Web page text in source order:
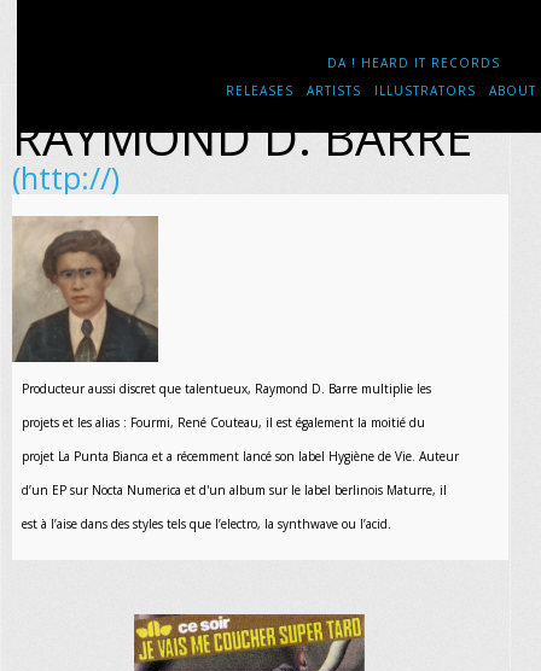
DA ! HEARD IT RECORDS
RELEASES
ARTISTS ILLUSTRATORS ABOUT
RAYMOND D. BARRE
(http://)
Producteur aussi discret que talentueux, Raymond D. Barre multiplie les
projets et les alias : Fourmi, René Couteau, il est également la moitié du
projet La Punta Bianca et a récemment lancé son label Hygiène de Vie. Auteur
d’un EP sur Nocta Numerica et d'un album sur le label berlinois Maturre, il
est à l’aise dans des styles tels que l’electro, la synthwave ou l’acid.